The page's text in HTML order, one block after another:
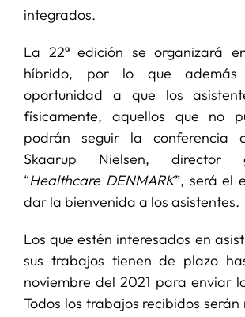
integrados.
La 22ª edición se organizará
híbrido, por lo que
oportunidad a que los
físicamente, aquellos que no
podrán seguir la conferencia
Skaarup Nielsen, director
“Healthcare DENMARK”, será el
dar la bienvenida a los asistentes.
Los que estén interesados en
sus trabajos tienen de plazo
noviembre del 2021 para enviar
Todos los trabajos recibidos